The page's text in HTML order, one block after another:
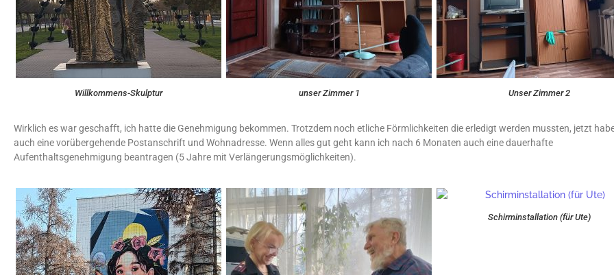
Willkommens-Skulptur unser Zimmer 1 Unser Zimmer 2
Wirklich es war geschafft, ich hatte die Genehmigung bekommen. Trotzdem noch etliche Förmlichkeiten die erledigt werden mussten, jetzt
auch eine vorübergehende Postanschrift und Wohnadresse. Wenn alles gut geht kann ich nach 6 Monaten auch eine dauerhafte
Aufenthaltsgenehmigung beantragen (5 Jahre mit Verlängerungsmöglichkeiten).
Schirminstallation (für Ute)